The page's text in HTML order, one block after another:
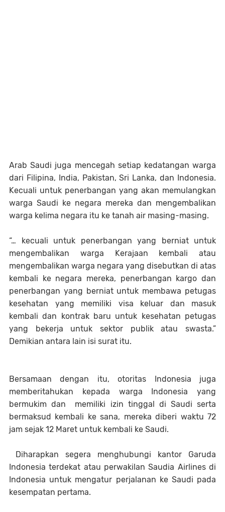
Arab Saudi juga mencegah setiap kedatangan warga
dari Filipina, India, Pakistan, Sri Lanka, dan Indonesia.
Kecuali untuk penerbangan yang akan memulangkan
warga Saudi ke negara mereka dan mengembalikan
warga kelima negara itu ke tanah air masing-masing.
“… kecuali untuk penerbangan yang berniat untuk
mengembalikan warga Kerajaan kembali atau
mengembalikan warga negara yang disebutkan di atas
kembali ke negara mereka, penerbangan kargo dan
penerbangan yang berniat untuk membawa petugas
kesehatan yang memiliki visa keluar dan masuk
kembali dan kontrak baru untuk kesehatan petugas
yang bekerja untuk sektor publik atau swasta.”
Demikian antara lain isi surat itu.
Bersamaan dengan itu, otoritas Indonesia juga
memberitahukan kepada warga Indonesia yang
bermukim dan memiliki izin tinggal di Saudi serta
bermaksud kembali ke sana, mereka diberi waktu 72
jam sejak 12 Maret untuk kembali ke Saudi.
Diharapkan segera menghubungi kantor Garuda
Indonesia terdekat atau perwakilan Saudia Airlines di
Indonesia untuk mengatur perjalanan ke Saudi pada
kesempatan pertama.